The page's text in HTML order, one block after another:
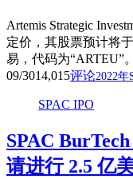
Artemis Strategic
定价，其股票预计将
易，代码为“ARTEU”
09/3014,015评论2022年
SPAC IPO
SPAC
请进行 2.5 亿